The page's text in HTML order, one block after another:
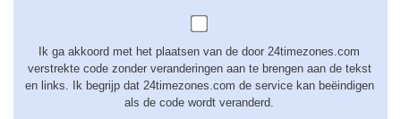
Ik ga akkoord met het plaatsen van de door 24timezones.com
verstrekte code zonder veranderingen aan te brengen aan de tekst
en links. Ik begrijp dat 24timezones.com de service kan beëindigen
als de code wordt veranderd.